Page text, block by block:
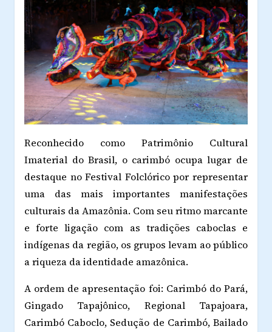
Reconhecido como Patrimônio Cultural
Imaterial do Brasil, o carimbó ocupa lugar de
destaque no Festival Folclórico por representar
uma das mais importantes manifestações
culturais da Amazônia. Com seu ritmo marcante
e forte ligação com as tradições caboclas e
indígenas da região, os grupos levam ao público
a riqueza da identidade amazônica.
A ordem de apresentação foi: Carimbó do Pará,
Gingado Tapajônico, Regional Tapajoara,
Carimbó Caboclo, Sedução de Carimbó, Bailado